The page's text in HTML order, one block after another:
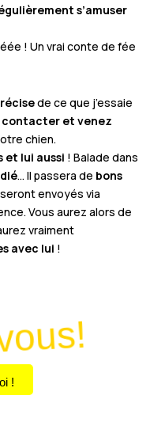
s’amuser
! Un vrai conte de fée
de ce que j’essaie
contacter et venez
chien.
et lui aussi ! Balade dans
… Il passera de bons
envoyés via
Vous aurez alors de
vraiment
avec lui !
!